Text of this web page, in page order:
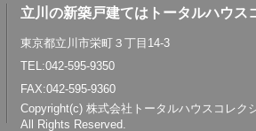
立川の新築戸建てはトータルハウス
東京都立川市栄町３丁目14-3
TEL:042-595-9350
FAX:042-595-9360
Copyright(c) 株式会社トータルハウスコレク
All Rights Reserved.